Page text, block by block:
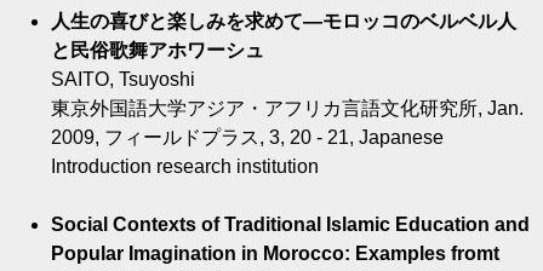
人生の喜びと楽しみを求めて―モロッコのベルベル人
と民俗歌舞アホワーシュ
SAITO, Tsuyoshi
東京外国語大学アジア・アフリカ言語文化研究所, Jan.
2009, フィールドプラス, 3, 20 - 21, Japanese
Introduction research institution
Social Contexts of Traditional Islamic Education and
Popular Imagination in Morocco: Examples fromt